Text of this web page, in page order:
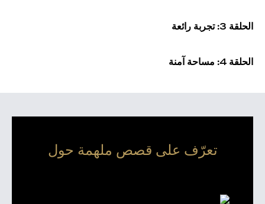
الحلقة 3: تجربة رائعة
الحلقة 4: مساحة آمنة
تعرّف على قصص ملهمة حول